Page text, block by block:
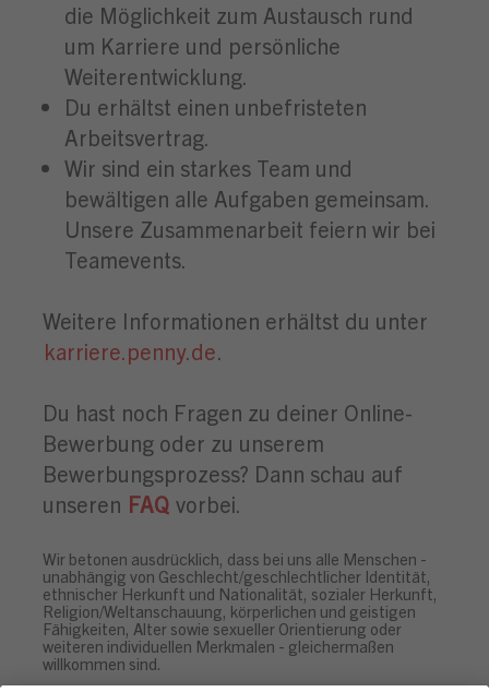
die Möglichkeit zum Austausch rund
um Karriere und persönliche
Weiterentwicklung.
Du erhältst einen unbefristeten
Arbeitsvertrag.
Wir sind ein starkes Team und
bewältigen alle Aufgaben gemeinsam.
Unsere Zusammenarbeit feiern wir bei
Teamevents.
Weitere Informationen erhältst du unter
karriere.penny.de.
Du hast noch Fragen zu deiner Online-
Bewerbung oder zu unserem
Bewerbungsprozess? Dann schau auf
unseren FAQ vorbei.
Wir betonen ausdrücklich, dass bei uns alle Menschen -
unabhängig von Geschlecht/geschlechtlicher Identität,
ethnischer Herkunft und Nationalität, sozialer Herkunft,
Religion/Weltanschauung, körperlichen und geistigen
Fähigkeiten, Alter sowie sexueller Orientierung oder
weiteren individuellen Merkmalen - gleichermaßen
willkommen sind.